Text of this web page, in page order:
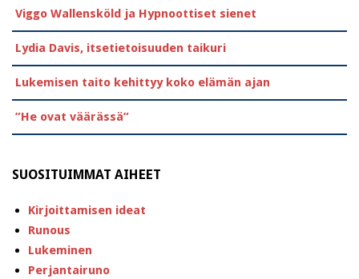
Viggo Wallensköld ja Hypnoottiset sienet
Lydia Davis, itsetietoisuuden taikuri
Lukemisen taito kehittyy koko elämän ajan
”He ovat väärässä”
SUOSITUIMMAT AIHEET
Kirjoittamisen ideat
Runous
Lukeminen
Perjantairuno